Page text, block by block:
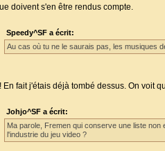
doivent s'en être rendus compte.
Speedy^SF a écrit:
Au cas où tu ne le saurais pas, les musiques
En fait j'étais déjà tombé dessus. On voit
Johjo^SF a écrit:
Ma parole, Fremen qui conserve une liste
l'industrie du jeu video ?